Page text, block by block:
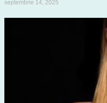
septembrie 14, 2025